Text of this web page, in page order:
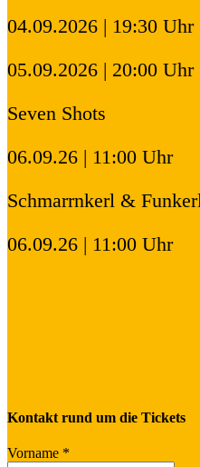
04.09.2026 | 19:30 Uhr
05.09.2026 | 20:00 Uhr
Seven Shots
06.09.26 | 11:00 Uhr
Schmarrnkerl &
06.09.26 | 11:00 Uhr
Kontakt rund um die Tickets
Vorname *